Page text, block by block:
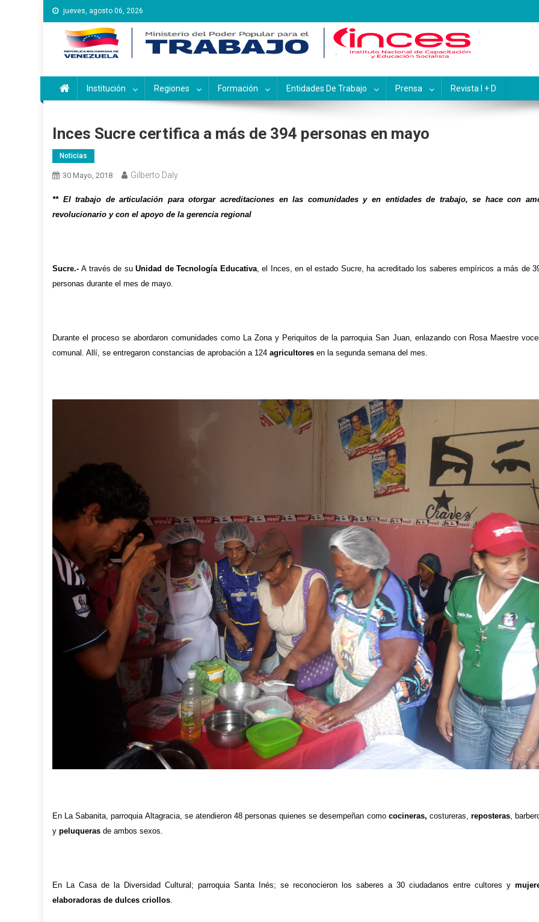
Saltar
al
contenido
jueves, agosto 06, 2026
Instituto Nacional de Capacitación y Educación
Inces
Institución Regiones Formación Entidades De Trabajo Prensa Revista I + D
Inces Sucre certifica a más de 394 personas en mayo
Noticias
30 Mayo, 2018 Gilberto Daly
** El trabajo de articulación para otorgar acreditaciones en las comunidades y en entidades de trabajo, se hace con
revolucionario y con el apoyo de la gerencia regional
Sucre.-A través de suUnidad de Tecnología Educativa, el Inces, en el estado Sucre, ha acreditado los saberes empíricos a más de
personas durante el mes de mayo.
Durante el proceso se abordaron comunidades como La Zona y Periquitos de la parroquia San Juan, enlazando con Rosa Maestre
comunal. Allí, se entregaron constancias de aprobación a 124 agricultores en la segunda semana del mes.
En La Sabanita ,parroquia Altagracia, se atendieron48 personas quienes se desempeñan como cocineras, costureras, reposteras, barber
y peluqueras de ambos sexos
En La Casa de la Diversidad Cultural; parroquia Santa Inés; se reconocieron los saberes a 30 ciudadanos entre cultores y
elaboradoras de dulces criollos